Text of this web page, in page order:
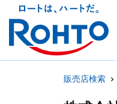
販売店検索